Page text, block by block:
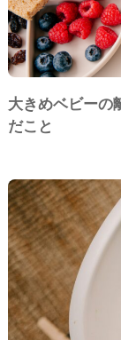
大きめベビーの
だこと